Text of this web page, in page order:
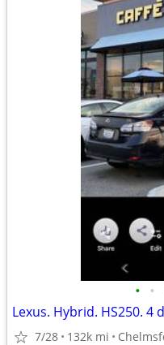
• •
Lexus. Hybrid. HS250. 4
7/28 132k mi